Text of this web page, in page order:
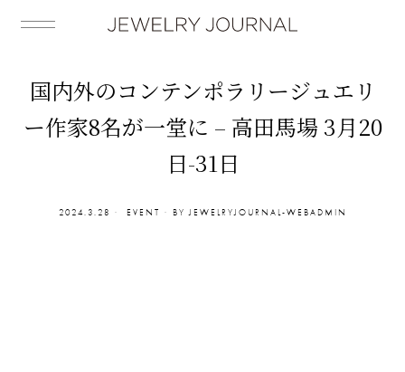
国内外のコンテンポラリージュエリ
ー作家8名が一堂に – 高田馬場 3月20
日-31日
2024.3.28 EVENT BY JEWELRYJOURNAL-WEBADMIN